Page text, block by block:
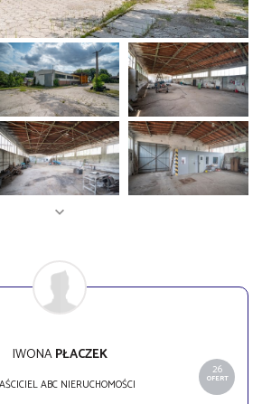
26
OFERT
IWONAPŁACZEK
ABC NIERUCHOMOŚCI